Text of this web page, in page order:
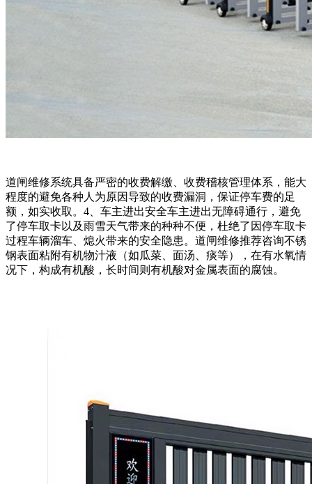
道闸维修系统具备严密的收费解缴、收费稽核管理体系，能大
程度的避免各种人为原因导致的收费漏洞，保证停车费的足
额，如实收取。4、车主进出安全车主进出无障碍通行，避免
了停车取卡以及雨雪天气带来的种种不便，杜绝了因停车取卡
过程车辆溜车、熄火带来的安全隐患。道闸维修推荐咨询不锈
钢表面粘附有机物汁液（如瓜菜、面汤、痰等），在有水氧情
况下，构成有机酸，长时间则有机酸对金属表面的腐蚀。